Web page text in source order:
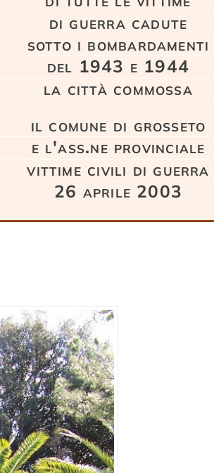
di guerra cadute
sotto i bombardamenti
del 1943 e 1944
la città commossa
il comune di grosseto
e l'ass.ne provinciale
vittime civili di guerra
26 aprile 2003